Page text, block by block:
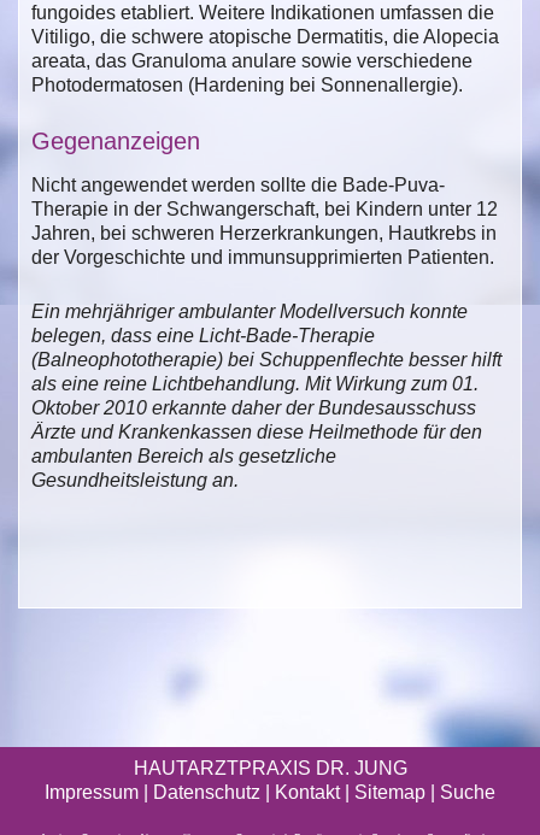
fungoides etabliert. Weitere Indikationen umfassen die
Vitiligo, die schwere atopische Dermatitis, die Alopecia
areata, das Granuloma anulare sowie verschiedene
Photodermatosen (Hardening bei Sonnenallergie).
Gegenanzeigen
Nicht angewendet werden sollte die Bade-Puva-
Therapie in der Schwangerschaft, bei Kindern unter 12
Jahren, bei schweren Herzerkrankungen, Hautkrebs in
der Vorgeschichte und immunsupprimierten Patienten.
Ein mehrjähriger ambulanter Modellversuch konnte
belegen, dass eine Licht-Bade-Therapie
(Balneophototherapie) bei Schuppenflechte besser hilft
als eine reine Lichtbehandlung. Mit Wirkung zum 01.
Oktober 2010 erkannte daher der Bundesausschuss
Ärzte und Krankenkassen diese Heilmethode für den
ambulanten Bereich als gesetzliche
Gesundheitsleistung an.
HAUTARZTPRAXIS DR. JUNG
Impressum
Datenschutz | Kontakt | Sitemap Suche